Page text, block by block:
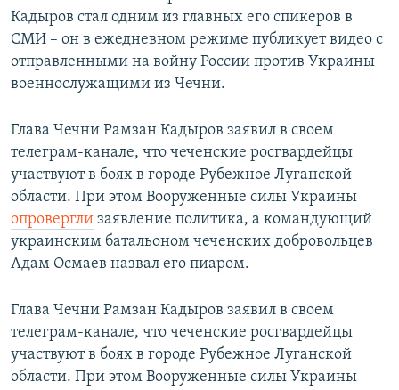
Кадыров стал одним из главных его спикеров в
СМИ – он в ежедневном режиме публикует видео с
отправленными на войну России против Украины
военнослужащими из Чечни.
Глава Чечни Рамзан Кадыров заявил в своем
телеграм-канале, что чеченские росгвардейцы
участвуют в боях в городе Рубежное Луганской
области. При этом Вооруженные силы Украины
опровергли заявление политика, а командующий
украинским батальоном чеченских добровольцев
Адам Осмаев назвал его пиаром.
Глава Чечни Рамзан Кадыров заявил в своем
телеграм-канале, что чеченские росгвардейцы
участвуют в боях в городе Рубежное Луганской
области. При этом Вооруженные силы Украины